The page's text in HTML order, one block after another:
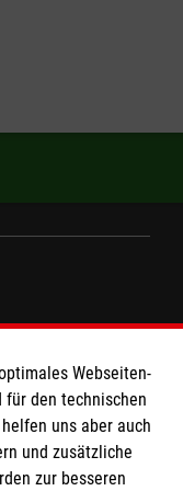
Webseiten-
für den technischen
uns aber auch
und zusätzliche
zur besseren